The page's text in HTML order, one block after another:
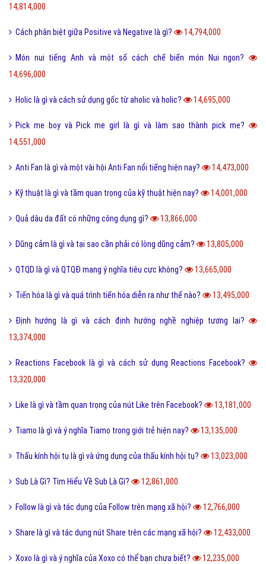
14,814,000
Cách phân biệt giữa Positive và Negative là gì? 14,794,000
Món nui tiếng Anh và một số cách chế biến món Nui ngon?
14,696,000
Holic là gì và cách sử dụng gốc từ aholic và holic? 14,695,000
Pick me boy và Pick me girl là gì và làm sao thành pick me?
14,551,000
Anti Fan là gì và một vài hội Anti Fan nổi tiếng hiện nay? 14,473,000
Kỹ thuật là gì và tầm quan trọng của kỹ thuật hiện nay? 14,001,000
Quả dâu da đất có những công dụng gì? 13,866,000
Dũng cảm là gì và tại sao cần phải có lòng dũng cảm? 13,805,000
QTQD là gì và QTQĐ mang ý nghĩa tiêu cực không? 13,665,000
Tiến hóa là gì và quá trình tiến hóa diễn ra như thế nào? 13,495,000
Định hướng là gì và cách định hướng nghề nghiệp tương lai?
13,374,000
Reactions Facebook là gì và cách sử dụng Reactions Facebook?
13,320,000
Like là gì và tầm quan trọng của nút Like trên Facebook? 13,181,000
Tiamo là gì và ý nghĩa Tiamo trong giới trẻ hiện nay? 13,135,000
Thấu kính hội tụ là gì và ứng dụng của thấu kính hội tụ? 13,023,000
Sub Là Gì? Tìm Hiểu Về Sub Là Gì? 12,861,000
Follow là gì và tác dụng của Follow trên mạng xã hội? 12,766,000
Share là gì và tác dụng nút Share trên các mạng xã hội? 12,433,000
Xoxo là gì và ý nghĩa của Xoxo có thể bạn chưa biết? 12,235,000